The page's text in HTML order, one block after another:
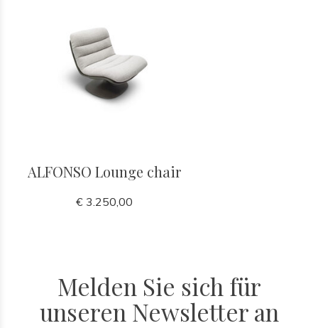
ALFONSO Lounge chair
€ 3.250,00
Melden Sie sich für
unseren Newsletter an